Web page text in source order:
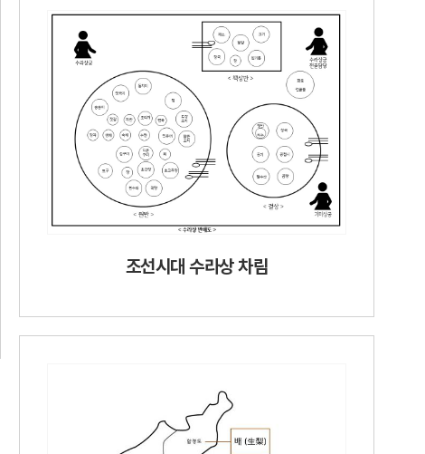
조선시대 수라상 차림